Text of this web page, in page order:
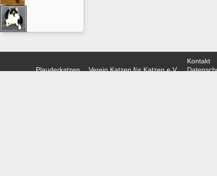
Plauderkatzen Verein Katzen für Katzen e.V.
Kontakt